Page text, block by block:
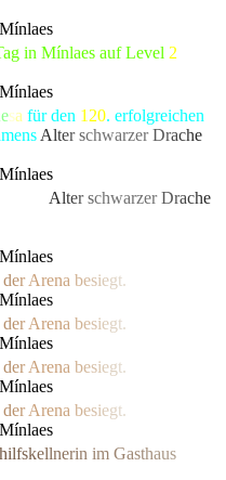
in Mínlaes auf Level 2
esa für den 120. erfolgreichen
Alter schwarzer Drache
Alter schwarzer Drache
derArena besiegt.
derArena besiegt.
derArena besiegt.
derArena besiegt.
ilfskellnerin im Gasthaus